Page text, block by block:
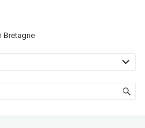
Bretagne